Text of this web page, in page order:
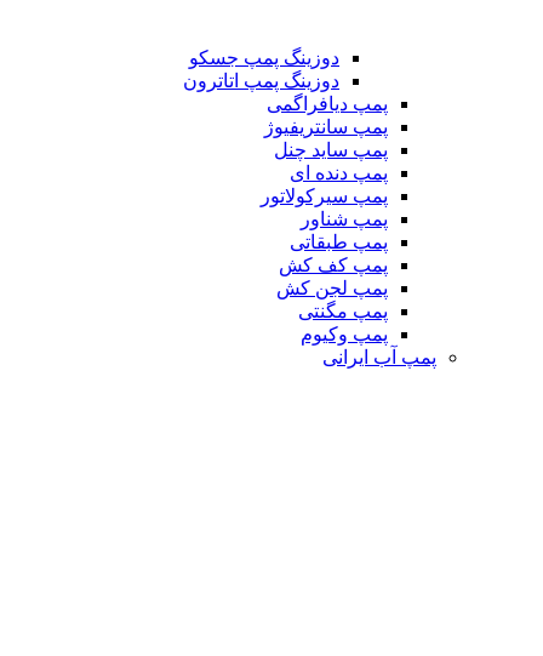
دوزینگ پمپ جسکو
دوزینگ پمپ اتاترون
پمپ دیافراگمی
پمپ سانتریفیوژ
پمپ ساید چنل
پمپ دنده ای
پمپ سیرکولاتور
پمپ شناور
پمپ طبقاتی
پمپ کف کش
پمپ لجن کش
پمپ مگنتی
پمپ وکیوم
پمپ آب ایرانی